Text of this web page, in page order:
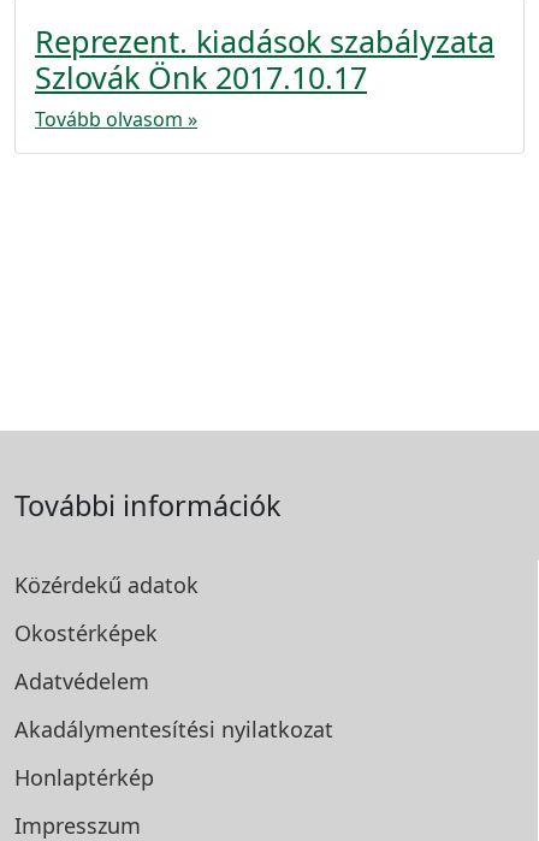
Reprezent. kiadások szabályzata
Szlovák Önk 2017.10.17
Tovább olvasom »
További információk
Közérdekű adatok
Okostérképek
Adatvédelem
Akadálymentesítési nyilatkozat
Honlaptérkép
Impresszum